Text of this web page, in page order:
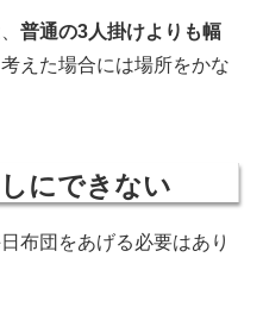
普通の3人掛けよりも幅
えた場合には場所をかな
にできない
布団をあげる必要はあり